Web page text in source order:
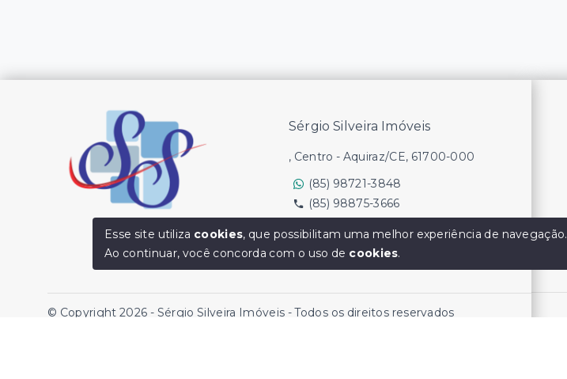
Sérgio Silveira Imóveis
, Centro - Aquiraz/CE, 61700-000
(85) 98721-3848
(85) 98875-3666
© Copyright 2026 - Sérgio Silveira Imóveis - Todos os direitos reservados
Esse site utiliza cookies, que possibilitam uma melhor experiência de navegação.
Ao continuar, você concorda com o uso de cookies.